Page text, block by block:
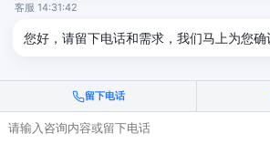
客服 14:31:42
您好，请留下电话和需求，我们马上为您确
留下电话